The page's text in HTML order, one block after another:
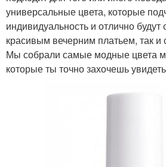
универсальные цвета, которые
индивидуальность и отлично будут
красивым вечерним платьем, так
Мы собрали самые модные цвета
которые ты точно захочешь